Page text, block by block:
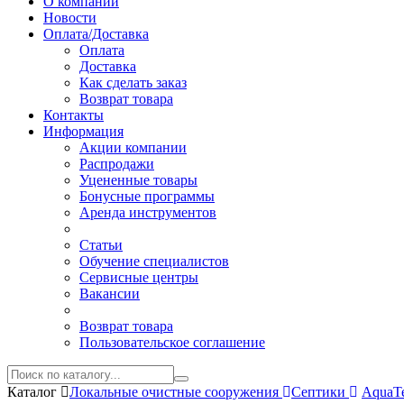
Новости
Оплата/Доставка
Оплата
Доставка
Как сделать заказ
Возврат товара
Контакты
Информация
Акции компании
Распродажи
Уцененные товары
Бонусные программы
Аренда инструментов
Статьи
Обучение специалистов
Сервисные центры
Вакансии
Возврат товара
Пользовательское соглашение
Каталог Локальные очистные сооружения Септики